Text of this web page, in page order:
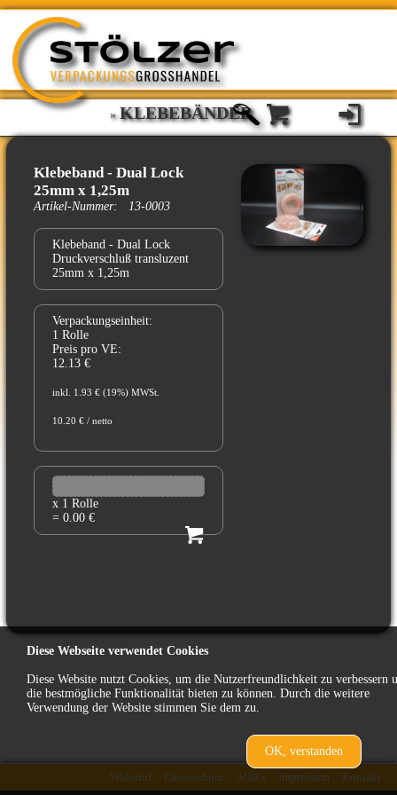
»KLEBEBÄNDER
Klebeband - Dual Lock
25mm x 1,25m
Artikel-Nummer: 13-0003
Klebeband - Dual Lock
Druckverschluß transluzent
25mm x 1,25m
Verpackungseinheit:
1 Rolle
Preis pro VE:
12.13 €
inkl. 1.93 € (19%) MWSt.
10.20 € / netto
x 1 Rolle
= 0.00 €
zurück
Kontakt
Impressum
AGB's
Datenschutz
Widerruf
Diese Webseite verwendet Cookies
Diese Website nutzt Cookies, um die Nutzerfreundlichkeit zu verbessern
die bestmögliche Funktionalität bieten zu können. Durch die weitere
Verwendung der Website stimmen Sie dem zu.
OK, verstanden